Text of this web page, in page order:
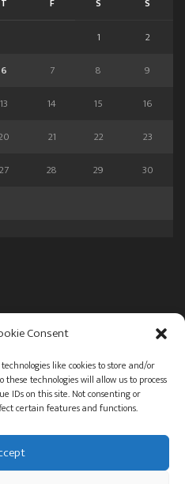
Consent
like cookies to store and/or
technologies will allow us to process
IDs on this site. Not consenting or
certain features and functions.
1
2
6 7 8
9
13 14 15
16
21 22
23
27 28 29
30